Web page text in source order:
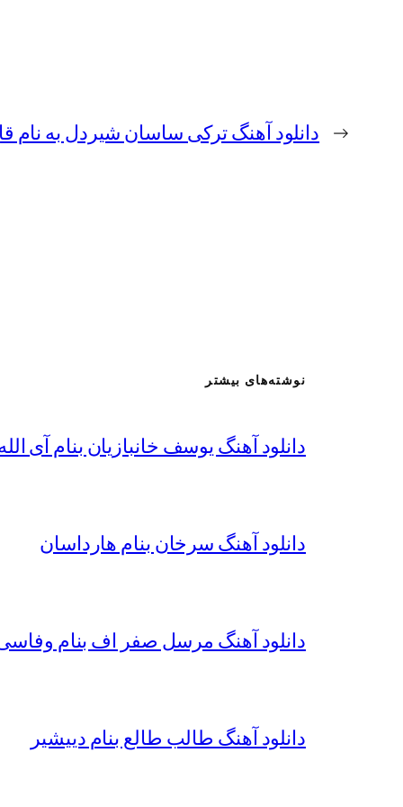
← دانلود آهنگ ترکی ساسان شیردل به نام
نوشته‌های بیشتر
دانلود آهنگ یوسف خانبازیان بنام آی
دانلود آهنگ سرخان بنام هارداسان
دانلود آهنگ مرسل صفر اف بنام
دانلود آهنگ طالب طالع بنام دییشیر